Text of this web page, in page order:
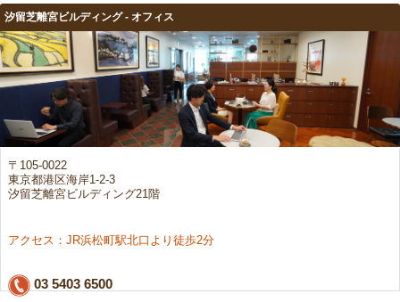
汐留芝離宮ビルディング - オフィス
〒105-0022
東京都港区海岸1-2-3
汐留芝離宮ビルディング21階
アクセス：JR浜松町駅北口より徒歩2分
03 5403 6500